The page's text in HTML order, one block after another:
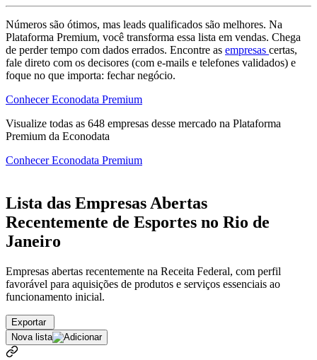
Números são ótimos, mas leads qualificados são melhores. Na
Plataforma Premium, você transforma essa lista em vendas. Chega
de perder tempo com dados errados. Encontre as empresas certas,
fale direto com os decisores (com e-mails e telefones validados) e
foque no que importa: fechar negócio.
Conhecer Econodata Premium
Visualize todas as 648 empresas desse mercado na Plataforma
Premium da Econodata
Conhecer Econodata Premium
Lista das Empresas Abertas
Recentemente de Esportes no Rio de
Janeiro
Empresas abertas recentemente na Receita Federal, com perfil
favorável para aquisições de produtos e serviços essenciais ao
funcionamento inicial.
Exportar
Nova lista